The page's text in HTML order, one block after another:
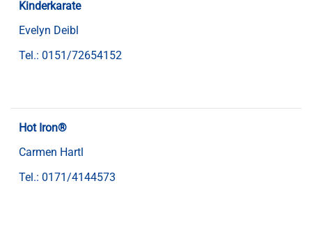
Kinderkarate
Evelyn Deibl
Tel.: 0151/72654152
Hot Iron®
Carmen Hartl
Tel.: 0171/4144573